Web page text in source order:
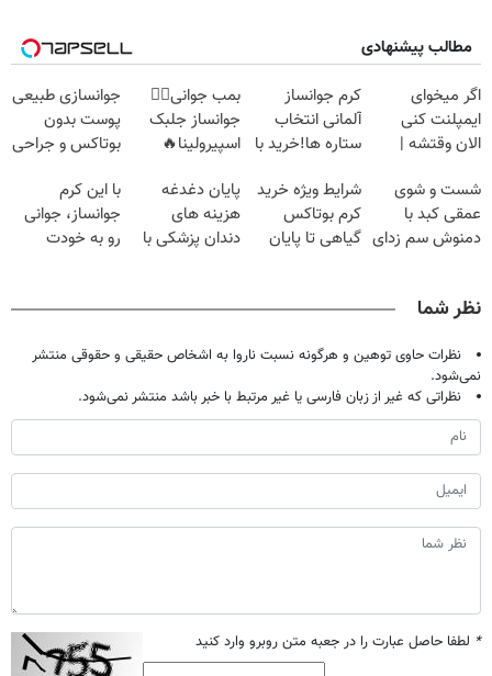
مطالب پیشنهادی
اگر میخوای
ایمپلنت کنی
الان وقتشه |
میلیون تومان!!!
کرم جوانساز
آلمانی انتخاب
ستاره ها!خرید با
بمب جوانی👈🏻
جوانساز جلبک
اسپیرولینا🔥
جوانسازی طبیعی
پوست بدون
بوتاکس و جراحی
تخفیف ویژه
شست و شوی
عمقی کبد با
دمنوش سم زدای
شرایط ویژه خرید
کرم بوتاکس
گیاهی تا پایان
پایان دغدغه
هزینه های
دندان پزشکی با
با این کرم
جوانساز، جوانی
رو به خودت
نظر شما
نظرات حاوی توهین و هرگونه نسبت ناروا به اشخاص حقیقی و حقوقی منتشر
نمی‌شود.
نظراتی که غیر از زبان فارسی یا غیر مرتبط با خبر باشد منتشر نمی‌شود.
* لطفا حاصل عبارت را در جعبه متن روبرو وارد کنید